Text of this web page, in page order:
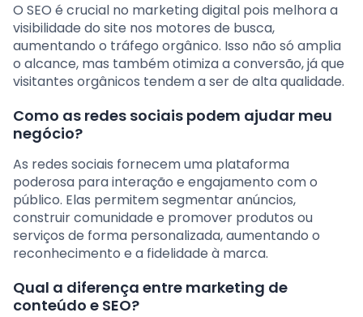
O SEO é crucial no marketing digital pois melhora a
visibilidade do site nos motores de busca,
aumentando o tráfego orgânico. Isso não só amplia
o alcance, mas também otimiza a conversão, já que
visitantes orgânicos tendem a ser de alta qualidade.
Como as redes sociais podem ajudar meu
negócio?
As redes sociais fornecem uma plataforma
poderosa para interação e engajamento com o
público. Elas permitem segmentar anúncios,
construir comunidade e promover produtos ou
serviços de forma personalizada, aumentando o
reconhecimento e a fidelidade à marca.
Qual a diferença entre marketing de
conteúdo e SEO?